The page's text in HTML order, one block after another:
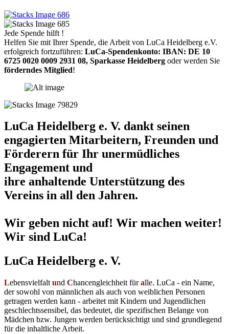
Jede Spende hilft !
Helfen Sie mit Ihrer Spende, die Arbeit von LuCa Heidelberg e.V.
erfolgreich fortzuführen: LuCa-Spendenkonto: IBAN: DE 10
6725 0020 0009 2931 08, Sparkasse Heidelberg oder werden Sie
förderndes Mitglied!
LuCa Heidelberg e. V. dankt seinen
engagierten Mitarbeitern, Freunden und
Förderern für Ihr unermüdliches
Engagement und
ihre anhaltende Unterstützung des
Vereins in all den Jahren.
Wir geben nicht auf! Wir machen weiter!
Wir sind LuCa!
LuCa Heidelberg e. V.
Lebensvielfalt und Chancengleichheit füralle. LuCa - ein Name,
der sowohl von männlichen als auch von weiblichen Personen
getragen werden kann - arbeitet mit Kindern und Jugendlichen
geschlechtssensibel, das bedeutet, die spezifischen Belange von
Mädchen bzw. Jungen werden berücksichtigt und sind grundlegend
für die inhaltliche Arbeit.